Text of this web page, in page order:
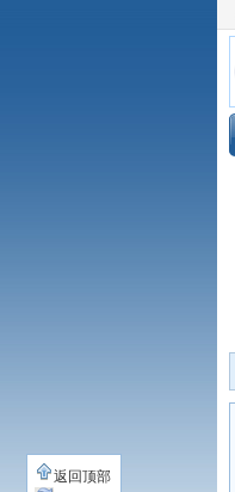
返回顶部